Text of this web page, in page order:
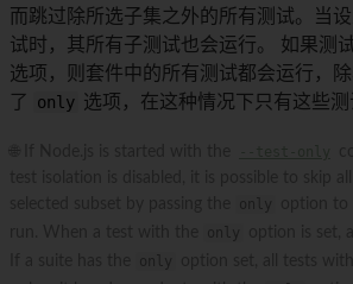
而跳过除所选子集之外的所有测试。当设
试时，其所有子测试也会运行。 如果测
选项，则套件中的所有测试都会运行，
了
only 选项，在这种情况下只有这些测